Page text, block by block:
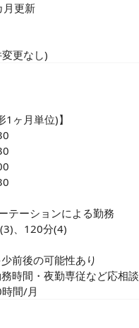
更新
更なし)
1ヶ月単位)】
テーションによる勤務
、120分(4)
前後の可能性あり
時間・夜勤専従など応相談
間/月